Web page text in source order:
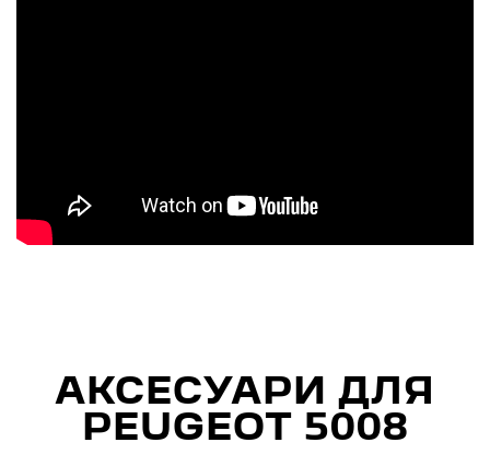
АКСЕСУАРИ ДЛЯ
PEUGEOT 5008